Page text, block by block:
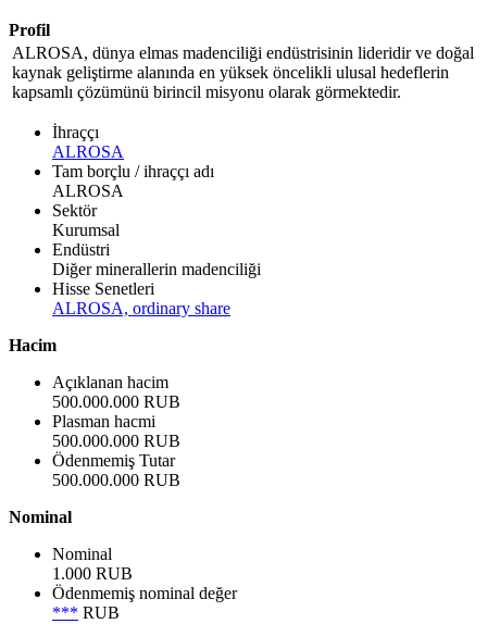
Profil
ALROSA, dünya elmas madenciliği endüstrisinin lideridir ve doğal
kaynak geliştirme alanında en yüksek öncelikli ulusal hedeflerin
kapsamlı çözümünü birincil misyonu olarak görmektedir.
İhraççı
ALROSA
Tam borçlu / ihraççı adı
ALROSA
Sektör
Kurumsal
Endüstri
Diğer minerallerin madenciliği
Hisse Senetleri
ALROSA, ordinary share
Hacim
Açıklanan hacim
500.000.000 RUB
Plasman hacmi
500.000.000 RUB
Ödenmemiş Tutar
500.000.000 RUB
Nominal
Nominal
1.000 RUB
Ödenmemiş nominal değer
*** RUB